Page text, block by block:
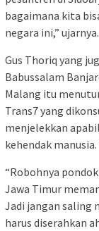
bagaimana kita
negara ini,” ujarnya.
Gus Thoriq yang
Babussalam
Malang itu
Trans7 yang
menjelekkan
kehendak
“Robohnya
Jawa Timur
Jadi jangan saling
harus diserahkan